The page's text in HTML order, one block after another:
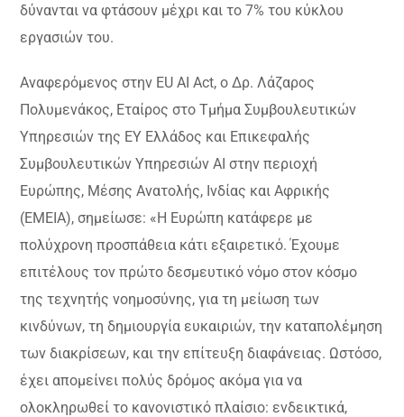
δύνανται να φτάσουν μέχρι και το 7% του κύκλου
εργασιών του.
Αναφερόμενος στην EU AI Act, ο Δρ. Λάζαρος
Πολυμενάκος, Εταίρος στο Τμήμα Συμβουλευτικών
Υπηρεσιών της EY Ελλάδος και Επικεφαλής
Συμβουλευτικών Υπηρεσιών AI στην περιοχή
Ευρώπης, Μέσης Ανατολής, Ινδίας και Αφρικής
(EMEIA), σημείωσε: «Η Ευρώπη κατάφερε με
πολύχρονη προσπάθεια κάτι εξαιρετικό. Έχουμε
επιτέλους τον πρώτο δεσμευτικό νόμο στον κόσμο
της τεχνητής νοημοσύνης, για τη μείωση των
κινδύνων, τη δημιουργία ευκαιριών, την καταπολέμηση
των διακρίσεων, και την επίτευξη διαφάνειας. Ωστόσο,
έχει απομείνει πολύς δρόμος ακόμα για να
ολοκληρωθεί το κανονιστικό πλαίσιο: ενδεικτικά,